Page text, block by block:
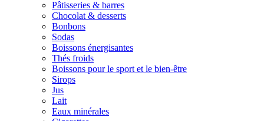
Pâtisseries & barres
Chocolat & desserts
Bonbons
Sodas
Boissons énergisantes
Thés froids
Boissons pour le sport et le bien-être
Sirops
Jus
Lait
Eaux minérales